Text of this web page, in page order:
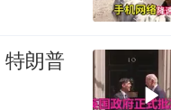
朗普